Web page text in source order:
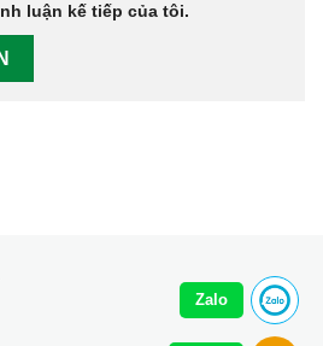
luận kế tiếp của tôi.
Zalo